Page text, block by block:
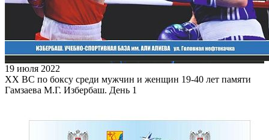
19 июля 2022
XX ВС по боксу среди мужчин и женщин 19-40 лет памяти
Гамзаева М.Г. Избербаш. День 1